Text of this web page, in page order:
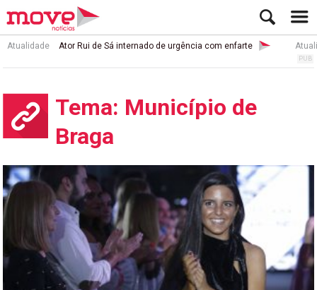
Atualidade Ator Rui de Sá internado de urgência com enfarte
Tema: Município de
Braga